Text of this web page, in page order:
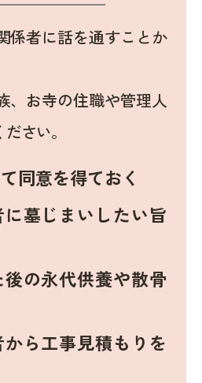
係者に話を通すことか
、お寺の住職や管理人
さい。
同意を得ておく
墓じまいしたい旨
の永代供養や散骨
ら工事見積もりを